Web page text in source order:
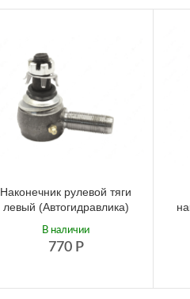
Наконечник рулевой тяги
левый (Автогидравлика)
770 Р
В наличии